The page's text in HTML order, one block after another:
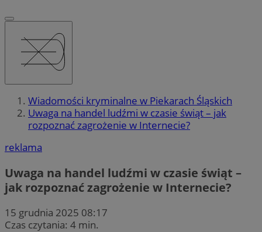
Wiadomości kryminalne w Piekarach Śląskich
Uwaga na handel ludźmi w czasie świąt – jak
rozpoznać zagrożenie w Internecie?
reklama
Uwaga na handel ludźmi w czasie świąt –
jak rozpoznać zagrożenie w Internecie?
15 grudnia 2025 08:17
Czas czytania: 4 min.